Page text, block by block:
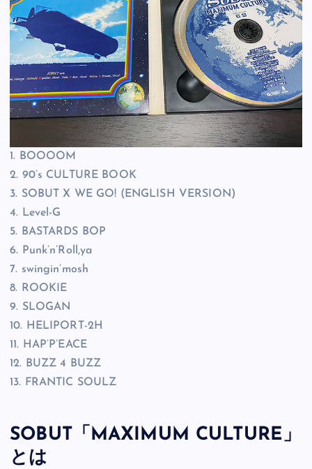
1. BOOOOM
2. 90’s CULTURE BOOK
3. SOBUT X WE GO! (ENGLISH VERSION)
4. Level-G
5. BASTARDS BOP
6. Punk’n’Roll,ya
7. swingin’mosh
8. ROOKIE
9. SLOGAN
10. HELIPORT-2H
11. HAP’P’EACE
12. BUZZ 4 BUZZ
13. FRANTIC SOULZ
SOBUT「MAXIMUM CULTURE」
とは